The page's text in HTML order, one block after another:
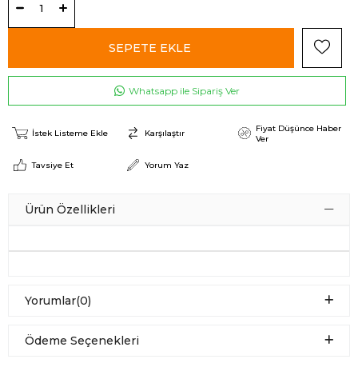
Whatsapp ile Sipariş Ver
İstek Listeme Ekle Karşılaştır
Fiyat Düşünce Haber
Ver
Tavsiye Et Yorum Yaz
Ürün Özellikleri
Yorumlar(0)
Ödeme Seçenekleri